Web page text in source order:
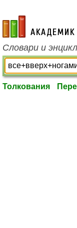
academic.ru
Словари и
Толкования